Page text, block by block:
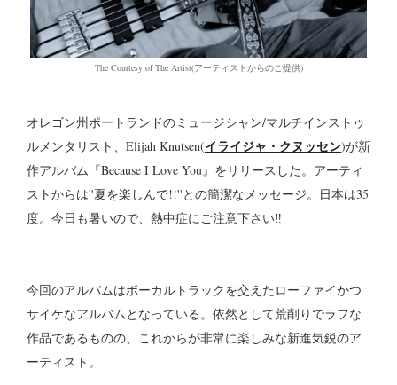
The Courtesy of The Artist(アーティストからのご提供)
オレゴン州ポートランドのミュージシャン/マルチインストゥ
ルメンタリスト、Elijah Knutsen(イライジャ・クヌッセン)が新
作アルバム『Because I Love You』をリリースした。アーティ
ストからは''夏を楽しんで!!''との簡潔なメッセージ。日本は35
度。今日も暑いので、熱中症にご注意下さい‼︎
今回のアルバムはボーカルトラックを交えたローファイかつ
サイケなアルバムとなっている。依然として荒削りでラフな
作品であるものの、これからが非常に楽しみな新進気鋭のア
ーティスト。